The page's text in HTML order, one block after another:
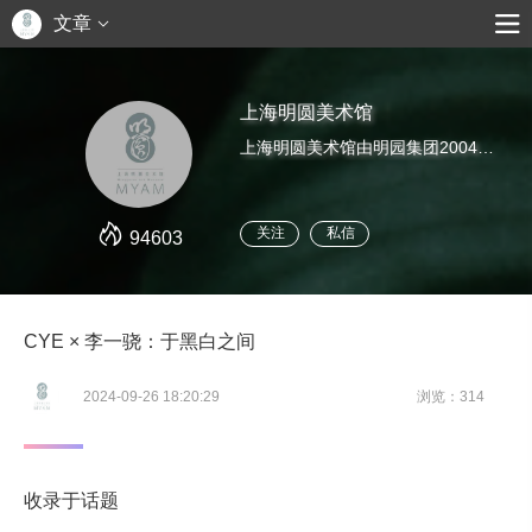
文章
94603
上海明圆美术馆
上海明圆美术馆由明园集团2004年投资创办。美术馆致力于中国当代艺术的研究与推广，发掘、培养优秀的艺术家，并为其发展提供良好的平台。这里是上海明圆美术馆官方公众号，关于美术馆的一切最新消息可以从这里获得。
关注 私信
CYE × 李一骁：于黑白之间
2024-09-26 18:20:29 浏览：314
收录于话题